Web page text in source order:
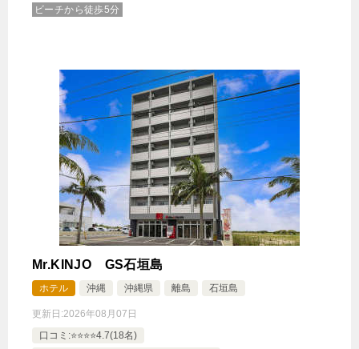
ビーチから徒歩5分
Mr.KINJO GS石垣島
ホテル 沖縄 沖縄県 離島 石垣島
更新日:2026年08月07日
口コミ:⭐️⭐️⭐️⭐️4.7(18名)